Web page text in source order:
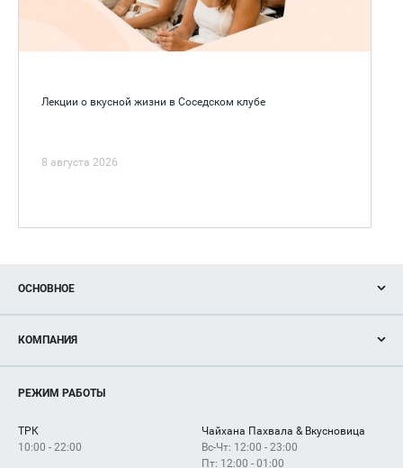
Лекции о вкусной жизни в Соседском клубе
8 августа 2026
ОСНОВНОЕ
Новости
Магазины
Услуги
КОМПАНИЯ
Рекламодателям
Как добраться
РЕЖИМ РАБОТЫ
ТРК
10:00 - 22:00
Чайхана Пахвала & Вкусновица
Вс-Чт: 12:00 - 23:00
Пт: 12:00 - 01:00